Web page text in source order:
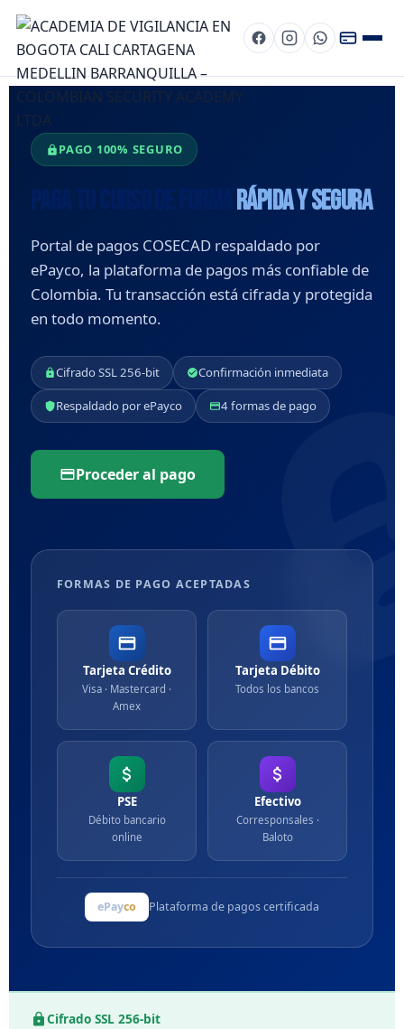
PAGO 100% SEGURO
rápida y segura
Portal de pagos COSECAD respaldado por
ePayco, la plataforma de pagos más confiable de
Colombia. Tu transacción está cifrada y protegida
en todo momento.
Cifrado SSL 256-bit Confirmación inmediata
Respaldado por ePayco 4 formas de pago
Proceder al pago
FORMAS DE PAGO ACEPTADAS
Tarjeta Crédito
Visa · Mastercard ·
Amex
Tarjeta Débito
Todos los bancos
PSE
Débito bancario
online
Efectivo
Corresponsales ·
Baloto
ePayco Plataforma de pagos certificada
Cifrado SSL 256-bit